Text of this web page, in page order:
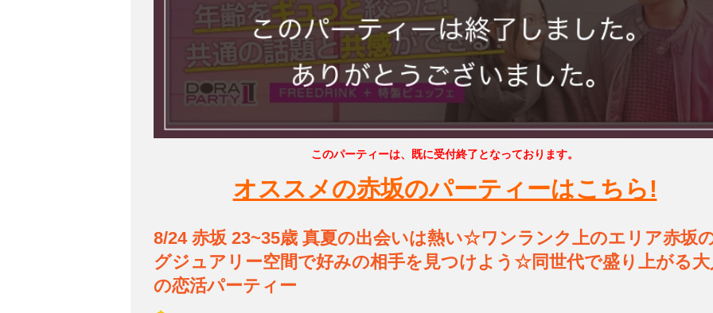
このパーティーは、既に受付終了となっております。
オススメの赤坂のパーティーはこちら!
8/24 赤坂 23~35歳 真夏の出会いは熱い☆ワンランク上のエリア赤坂
グジュアリー空間で好みの相手を見つけよう☆同世代で盛り上がる大
の恋活パーティー